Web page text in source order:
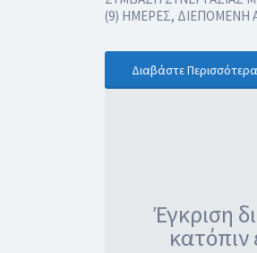
(9) ΗΜΕΡΕΣ, ΔΙΕΠΟΜΕΝΗ
Διαβάστε Περισσότερα
Έγκριση